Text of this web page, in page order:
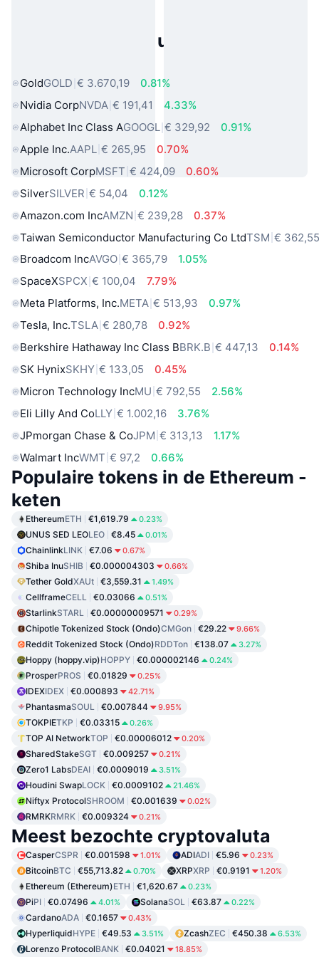
Populaire activa uit de echte
GoldGOLD € 3.670,19
0.81%
Nvidia CorpNVDA € 191,41
4.33%
Alphabet Inc Class AGOOGL € 329,92
0.91%
Apple Inc.AAPL € 265,95
0.70%
Microsoft CorpMSFT € 424,09
0.60%
SilverSILVER € 54,04
0.12%
Amazon.com IncAMZN € 239,28
0.37%
Taiwan Semiconductor Manufacturing Co LtdTSM €
Broadcom IncAVGO € 365,79
1.05%
SpaceXSPCX € 100,04
7.79%
Meta Platforms, Inc.META € 513,93
0.97%
Tesla, Inc.TSLA € 280,78
0.92%
Berkshire Hathaway Inc Class BBRK.B € 447,13
0.14%
SK HynixSKHY € 133,05
0.45%
Micron Technology IncMU € 792,55
2.56%
Eli Lilly And CoLLY € 1.002,16
3.76%
JPmorgan Chase & CoJPM € 313,13
1.17%
Walmart IncWMT € 97,2 0.66%
Populaire tokens in de Ethereum -
keten
EthereumETH €1,619.79 0.23%
UNUS SED LEOLEO €8.45 0.01%
ChainlinkLINK €7.06 0.67%
Shiba InuSHIB €0.000004303 0.66%
Tether GoldXAUt €3,559.31 1.49%
CellframeCELL €0.03066 0.51%
StarlinkSTARL €0.00000009571 0.29%
Chipotle Tokenized Stock (Ondo)CMGon €29.22 9.66%
Reddit Tokenized Stock (Ondo)RDDTon €138.07 3.27%
Hoppy (hoppy.vip)HOPPY €0.000002146 0.24%
ProsperPROS €0.01829 0.25%
IDEXIDEX €0.000893 42.71%
PhantasmaSOUL €0.007844 9.95%
TOKPIETKP €0.03315 0.26%
TOP AI NetworkTOP €0.00006012 0.20%
SharedStakeSGT €0.009257 0.21%
Zero1 LabsDEAI €0.0009019 3.51%
Houdini SwapLOCK €0.0009102 21.46%
Niftyx ProtocolSHROOM €0.001639 0.02%
RMRKRMRK €0.009324 0.21%
Meest bezochte cryptovaluta
CasperCSPR €0.001598 1.01% ADIADI €5.96 0.23%
BitcoinBTC €55,713.82 0.70% XRPXRP €0.9191 1.20%
Ethereum (Ethereum)ETH €1,620.67 0.23%
PiPI €0.07496 4.01% SolanaSOL €63.87 0.22%
CardanoADA €0.1657 0.43%
HyperliquidHYPE €49.53 3.51% ZcashZEC €450.38 6.53%
Lorenzo ProtocolBANK €0.04021 18.85%